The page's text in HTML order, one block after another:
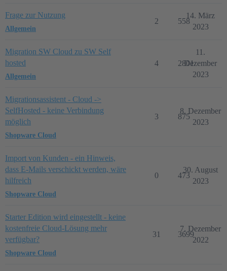
Frage zur Nutzung
Allgemein
2 558
14. März
2023
Migration SW Cloud zu SW Self
hosted
Allgemein
4 2801
11.
Dezember
2023
Migrationsassistent - Cloud ->
SelfHosted - keine Verbindung
möglich
Shopware Cloud
3 875
8. Dezember
2023
Import von Kunden - ein Hinweis,
dass E-Mails verschickt werden, wäre
hilfreich
Shopware Cloud
0 473
30. August
2023
Starter Edition wird eingestellt - keine
kostenfreie Cloud-Lösung mehr
verfügbar?
Shopware Cloud
31 3699
7. Dezember
2022